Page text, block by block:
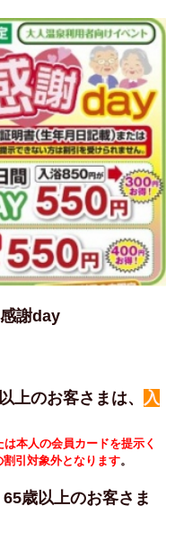
謝day
上のお客さまは、
入
本人の会員カードを提示く
引対象外となります。
歳以上のお客さま